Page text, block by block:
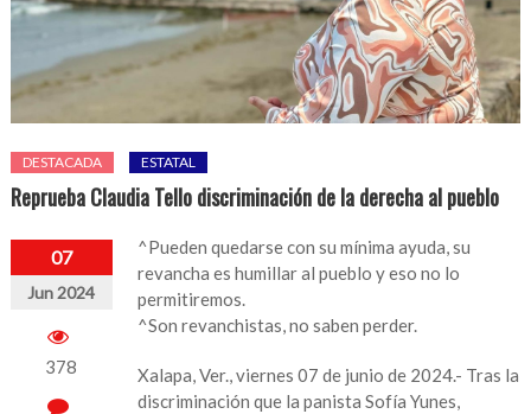
DESTACADA ESTATAL
Reprueba Claudia Tello discriminación de la derecha al pueblo
07
Jun 2024
378
^Pueden quedarse con su mínima ayuda, su
revancha es humillar al pueblo y eso no lo
permitiremos.
^Son revanchistas, no saben perder.
Xalapa, Ver., viernes 07 de junio de 2024.- Tras la
discriminación que la panista Sofía Yunes,